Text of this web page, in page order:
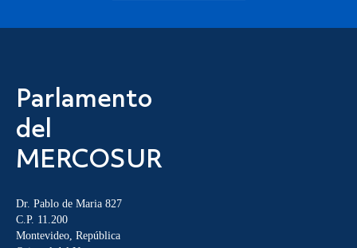
Parlamento
del
MERCOSUR
Dr. Pablo de Maria 827
C.P. 11.200
Montevideo, República